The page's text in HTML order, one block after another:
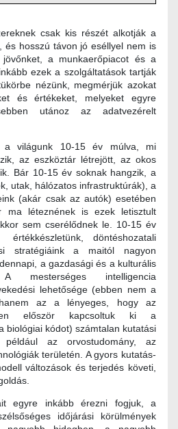
csak kis részét alkotják a
és hosszú távon jó eséllyel nem is
a munkaerőpiacot és a
ezek a szolgáltatások tartják
nézünk, megmérjük azokat
és értékeket, melyeket egyre
utánoz az adatvezérelt
világunk 10-15 év múlva, mi
az eszköztár létrejött, az okos
Bár 10-15 év soknak hangzik, a
utak, hálózatos infrastruktúrák), a
(akár csak az autók) esetében
ma léteznének is ezek letisztult
sem cserélődnek le. 10-15 év
döntéshozatali
stratégiáink a maitól nagyon
a gazdasági és a kulturális
mesterséges intelligencia
lehetősége (ebben nem a
az a lényeges, hogy az
először kapcsoltuk ki a
biológiai kódot) számtalan kutatási
az orvostudomány, az
területén. A gyors kutatás-
változások és terjedés követi,
egyre inkább érezni fogjuk, a
időjárási körülmények